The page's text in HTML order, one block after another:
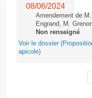
08/06/2024
Amendement de
Engrand, M.
Non renseigné
Voir le dossier
apicole)